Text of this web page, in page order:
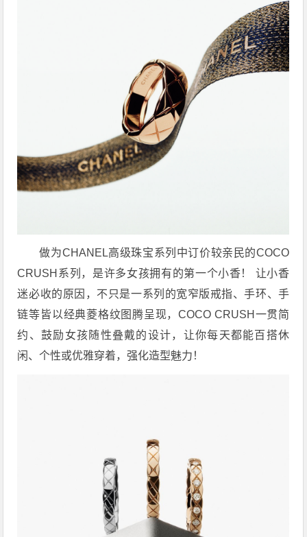
做为CHANEL高级珠宝系列中订价较亲民的COCO
CRUSH系列，是许多女孩拥有的第一个小香！ 让小香
迷必收的原因，不只是一系列的宽窄版戒指、手环、手
链等皆以经典菱格纹图腾呈现，COCO CRUSH一贯简
约、鼓励女孩随性叠戴的设计，让你每天都能百搭休
闲、个性或优雅穿着，强化造型魅力！